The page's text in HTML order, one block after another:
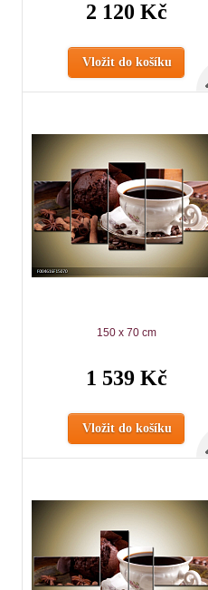
2 120 Kč
Vložit do košíku
150 x 70 cm
1 539 Kč
Vložit do košíku